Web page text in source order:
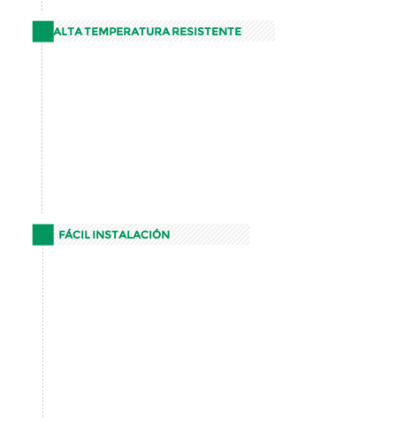
ALTA TEMPERATURA RESISTENTE
FÁCIL INSTALACIÓN